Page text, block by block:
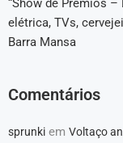
“Show de Prêmios
elétrica, TVs,
Barra Mansa
Comentários
sprunki em Voltaço